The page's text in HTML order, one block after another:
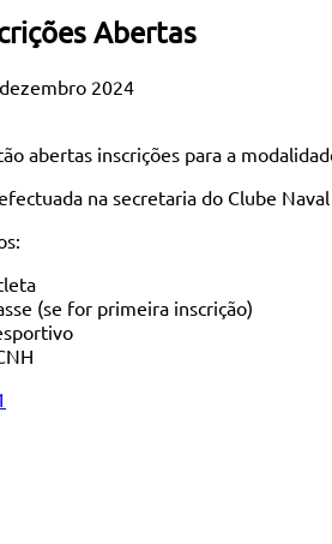
Abertas
2024
abertas inscrições para a
na secretaria do Clube
(se for primeira inscrição)